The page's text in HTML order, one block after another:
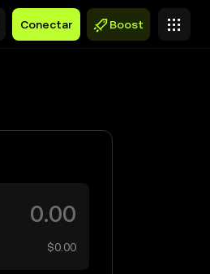
Conectar Boost
$0.00